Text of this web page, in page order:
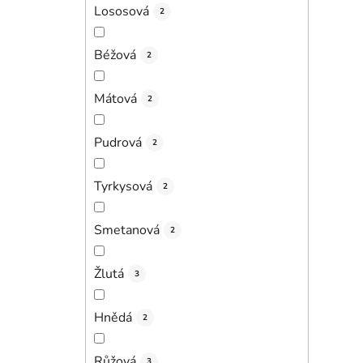
Lososová 2
Béžová 2
Mátová 2
Pudrová 2
Tyrkysová 2
Smetanová 2
Žlutá 3
Hnědá 2